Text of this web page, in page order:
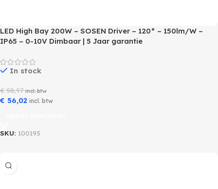
LED High Bay 200W – SOSEN Driver – 120° – 150lm/W –
IP65 – 0-10V Dimbaar | 5 Jaar garantie
In stock
€58,97 incl. btw
€ 56,02 incl. btw
SKU: 100195